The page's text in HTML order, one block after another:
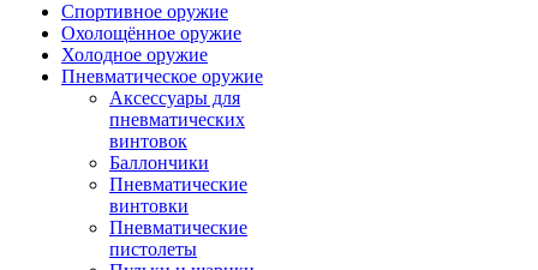
Спортивное оружие
Охолощённое оружие
Холодное оружие
Пневматическое оружие
Аксессуары для
пневматических
винтовок
Баллончики
Пневматические
винтовки
Пневматические
пистолеты